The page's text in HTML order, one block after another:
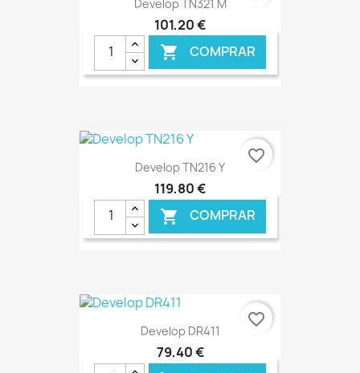
Develop TN321 M
101,20 €
 COMPRAR
€ ONLINE
Develop TN216 Y
119,80 €
 COMPRAR
€ ONLINE
favorite_border
Develop DR411
79,40 €
favorite_border